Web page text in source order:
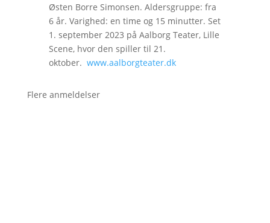
Østen Borre Simonsen. Aldersgruppe: fra
6 år. Varighed: en time og 15 minutter. Set
1. september 2023 på Aalborg Teater, Lille
Scene, hvor den spiller til 21.
oktober. www.aalborgteater.dk
Flere anmeldelser